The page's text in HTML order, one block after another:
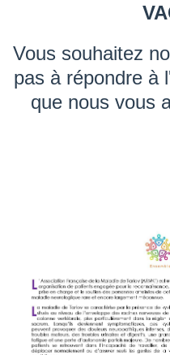
Vous souhaitez
pas à répondre à
que nous vous